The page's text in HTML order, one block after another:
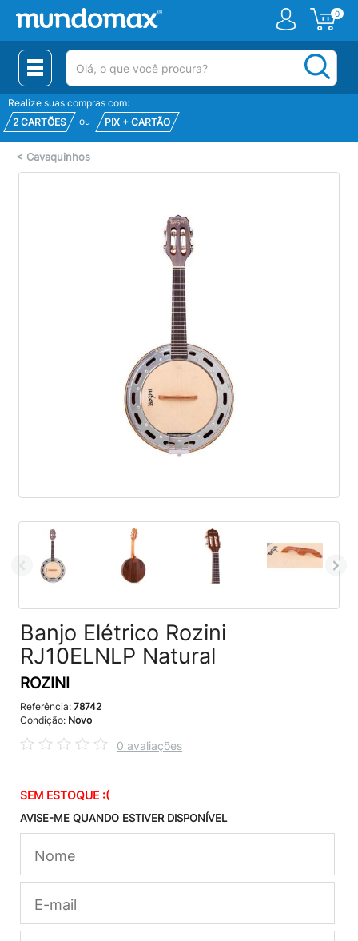
0
(pesquisar)
Realize suas compras com:
2 CARTÕES
ou PIX + CARTÃO
< Cavaquinhos
Banjo Elétrico Rozini
RJ10ELNLP Natural
ROZINI
Referência: 78742
Condição: Novo
0 avaliações
SEM ESTOQUE :(
AVISE-ME QUANDO ESTIVER DISPONÍVEL